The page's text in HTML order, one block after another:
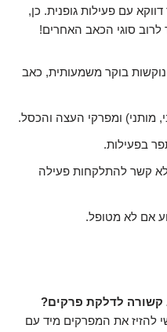
עם פעילות גופנית. כן,
לרוב סוגי הכאב האחרים!
נוקשות בוקר משמעותית, כאב
מותני) ומפרקי העצה והכסל.
בפעילות.
קשר להתלקחות פעילה
אם לא מטופל.
קשורה לדלקת פרקים?
להזיז את המפרקים מיד עם